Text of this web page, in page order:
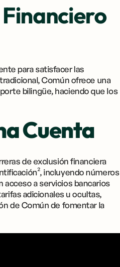
para satisfacer las
Común ofrece una
bilingüe, haciendo que los
Cuenta
de exclusión financiera
incluyendo números
acceso a servicios bancarios
adicionales u ocultas,
de Común de fomentar la